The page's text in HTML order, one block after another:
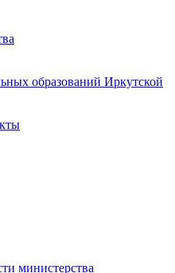
образований Иркутской
министерства